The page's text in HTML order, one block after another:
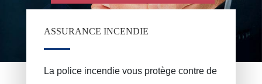
ASSURANCE INCENDIE
La police incendie vous protège contre de
Epargne pension, épargne à long terme
Epargne enfant
Assurance funéraire
VAN BOUWEL Cornelia